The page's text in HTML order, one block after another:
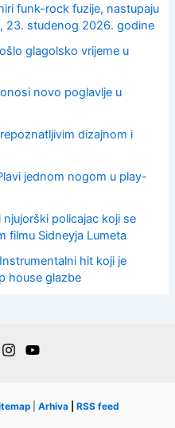
funk-rock fuzije, nastupaju
23. studenog 2026. godine
glagolsko vrijeme u
novo poglavlje u
dizajnom i
jednom nogom u play-
policajac koji se
filmu Sidneyja Lumeta
hit koji je
house glazbe
Arhiva RSS feed